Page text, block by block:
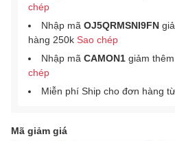
chép
Nhập mã OJ5QRMSNI9FN
hàng 250k Sao chép
Nhập mã CAMON1 giảm
chép
Miễn phí Ship cho đơn hàng
Mã giảm giá